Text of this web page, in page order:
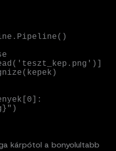
kárpótol a bonyolultabb